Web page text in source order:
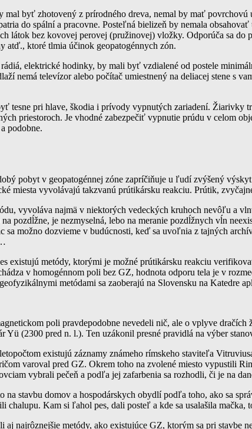
mal byť zhotovený z prírodného dreva, nemal by mať povrchovú
do spální a pracovne. Posteľná bielizeň by nemala obsahovať
látok bez kovovej perovej (pružinovej) vložky. Odporúča sa do
atď., ktoré tlmia účinok geopatogénnych zón.
elektrické hodinky, by mali byť vzdialené od postele
nemá televízor alebo počítač umiestnený na deliacej stene s
tesne pri hlave, škodia i prívody vypnutých zariadení. Žiarivky
priestoroch. Je vhodné zabezpečiť vypnutie prúdu v celom
podobne.
pobyt v geopatogénnej zóne zapríčiňuje u ľudí zvýšený
miesta vyvolávajú takzvanú prútikársku reakciu. Prútik,
vyvoláva najmä v niektorých vedeckých kruhoch nevôľu a
pozdĺžne, je nezmyselná, lebo na meranie pozdĺžnych vĺn
sa možno dozvieme v budúcnosti, keď sa uvoľnia z tajných
existujú metódy, ktorými je možné prútikársku reakciu
v homogénnom poli bez GZ, hodnota odporu tela je v
metódami sa zaoberajú na Slovensku na
poli pravdepodobne nevedeli nič, ale o vplyve
Yü (2300 pred n. l.). Ten uzákonil presné pravidlá na výber
existujú záznamy známeho rímskeho staviteľa
varoval pred GZ. Okrem toho na zvolené miesto vypustili
vybrali pečeň a podľa jej zafarbenia sa rozhodli, či je na
na stavbu domov a hospodárskych obydlí podľa toho, ako sa
chalupu. Kam si ľahol pes, dali posteľ a kde sa usalašila mačka,
aj najrôznejšie metódy, ako existujúce GZ, ktorým sa pri